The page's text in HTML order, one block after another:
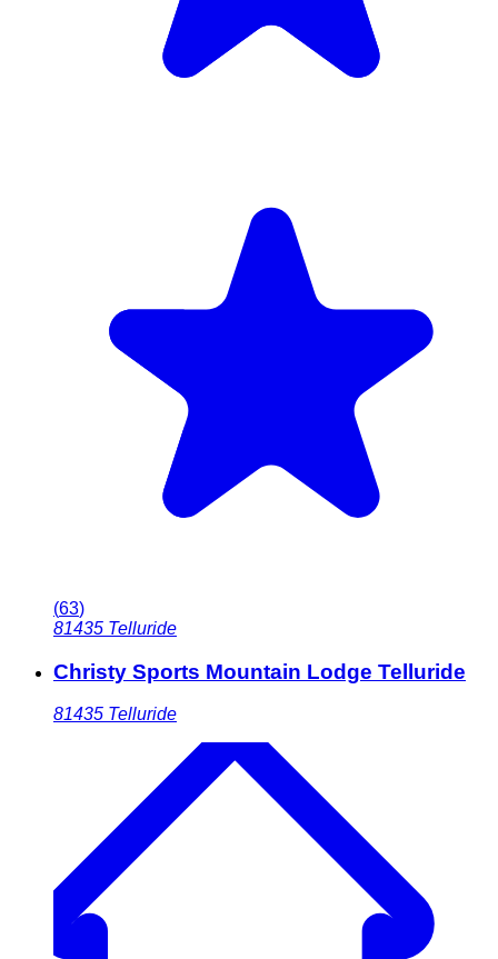
(63)
81435 Telluride
Christy Sports Mountain Lodge Telluride
81435 Telluride